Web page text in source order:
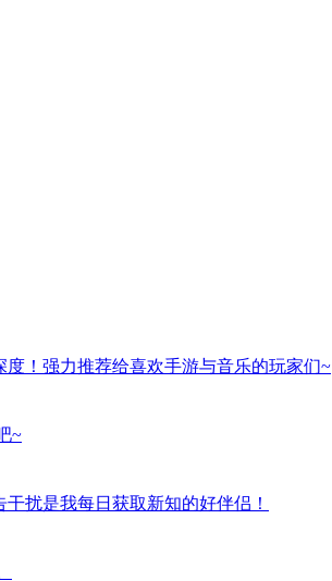
！强力推荐给喜欢手游与音乐的玩家们~
~
扰是我每日获取新知的好伴侣！